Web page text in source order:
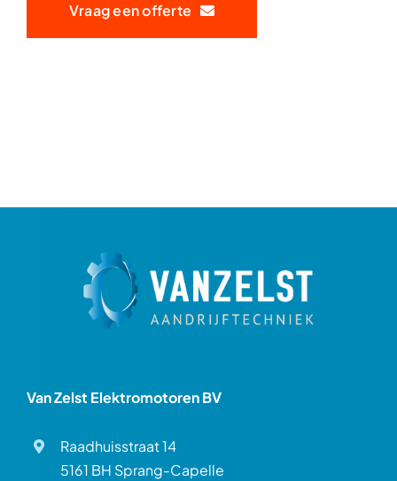
Vraag een offerte
Van Zelst Elektromotoren BV
Raadhuisstraat 14
5161 BH Sprang-Capelle